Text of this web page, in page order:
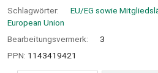
Schlagwörter:
EU/EG sowie
European Union
Bearbeitungsvermerk:
3
PPN: 1143419421